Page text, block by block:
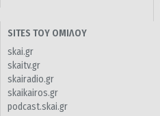
SITES ΤΟΥ ΟΜΙΛΟΥ
skai.gr
skaitv.gr
skairadio.gr
skaikairos.gr
podcast.skai.gr